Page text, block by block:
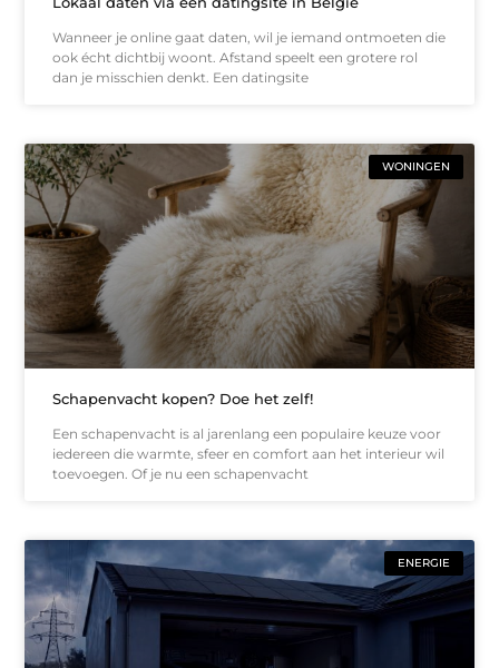
Wanneer je online gaat daten, wil je iemand ontmoeten die
ook écht dichtbij woont. Afstand speelt een grotere rol
dan je misschien denkt. Een datingsite
WONINGEN
Schapenvacht kopen? Doe het zelf!
Een schapenvacht is al jarenlang een populaire keuze voor
iedereen die warmte, sfeer en comfort aan het interieur wil
toevoegen. Of je nu een schapenvacht
ENERGIE